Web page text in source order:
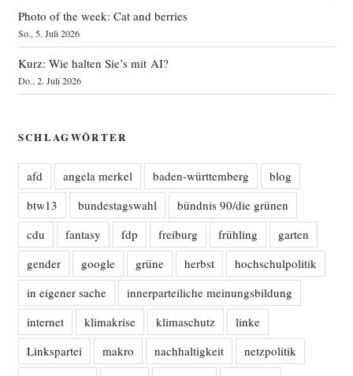
Photo of the week: Cat and berries
So., 5. Juli 2026
Kurz: Wie halten Sie’s mit AI?
Do., 2. Juli 2026
SCHLAGWÖRTER
afd angela merkel baden-württemberg
blog
btw13
bundestagswahl
bündnis 90/die grünen
cdu
fantasy fdp freiburg frühling
garten
gender
google grüne herbst
hochschulpolitik
in eigener sache
innerparteiliche meinungsbildung
internet
klimakrise klimaschutz
linke
Linkspartei
makro nachhaltigkeit
netzpolitik